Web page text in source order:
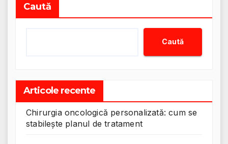
Caută
Caută
Articole recente
Chirurgia oncologică personalizată: cum se
stabilește planul de tratament